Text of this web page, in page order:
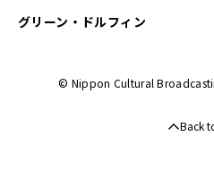
グリーン・ドルフィン
© Nippon Cultural
Back